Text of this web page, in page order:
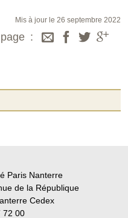
Mis à jour le 26 septembre 2022
Paris Nanterre
de la République
Cedex
72 00